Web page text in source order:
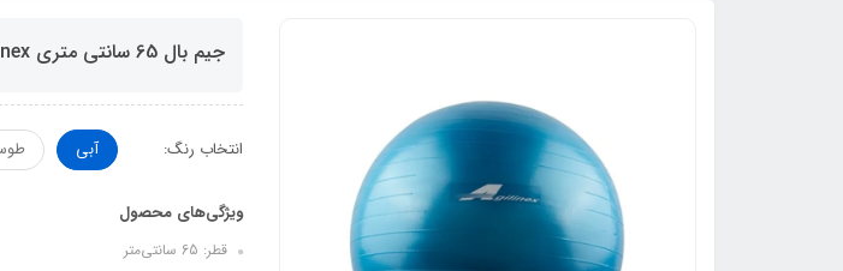
جیم بال 65 سانتی متری Agilinex
انتخاب رنگ: آبی
ویژگی‌های محصول
قطر: 65 سانتی‌متر